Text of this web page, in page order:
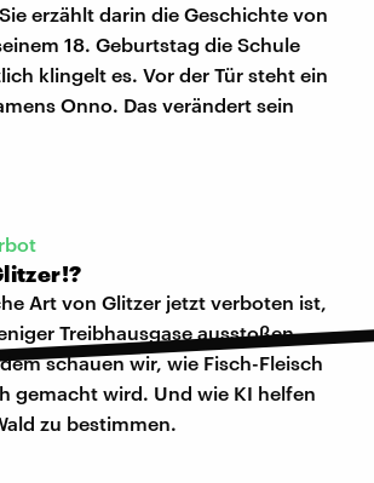
erzählt darin die Geschichte von
18. Geburtstag die Schule
klingelt es. Vor der Tür steht ein
Onno. Das verändert sein
Art von Glitzer jetzt verboten ist,
Treibhausgase ausstoßen
schauen wir, wie Fisch-Fleisch
gemacht wird. Und wie KI helfen
zu bestimmen.